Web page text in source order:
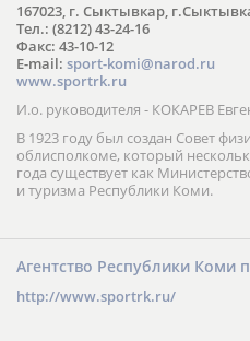
167023, г. Сыктывкар,
Тел.: (8212) 43-24-16
Факс: 43-10-12
E-mail: sport-komi@narod.ru
www.sportrk.ru
И.о. руководителя - КОКАРЕВ
В 1923 году был создан Совет
облисполкоме, который
года существует как
и туризма Республики Коми.
Агентство Республики Коми
http://www.sportrk.ru/